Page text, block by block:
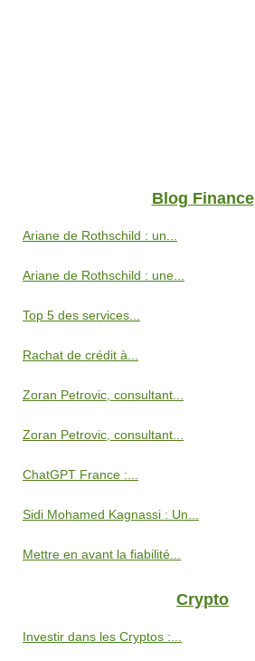
Blog Finance
Ariane de Rothschild : un...
Ariane de Rothschild : une...
Top 5 des services...
Rachat de crédit à...
Zoran Petrovic, consultant...
Zoran Petrovic, consultant...
ChatGPT France :...
Sidi Mohamed Kagnassi : Un...
Mettre en avant la fiabilité...
Crypto
Investir dans les Cryptos :...